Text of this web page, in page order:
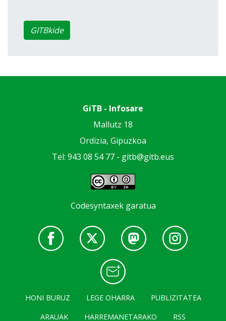
GITBkide
GiTB - Infosare
Mallutz 18
Ordizia, Gipuzkoa
Tel: 943 08 54 77 - gitb@gitb.eus
Codesyntaxek garatua
HONI BURUZ LEGE OHARRA
PUBLIZITATEA
ARAUAK
HARREMANETARAKO RSS